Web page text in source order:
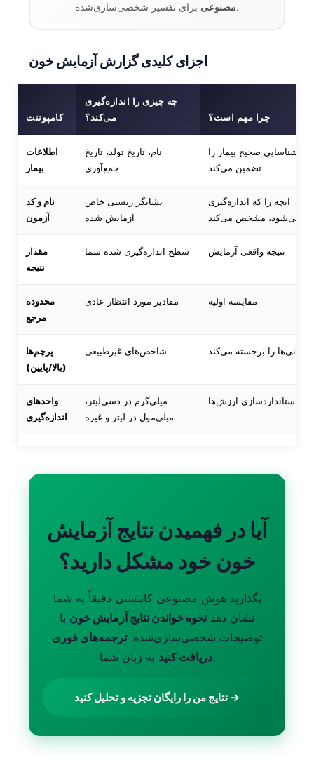
مصنوعیبرای تفسیر شخصی‌سازی‌شده.
اجزای کلیدی گزارش آزمایش خون
کامپوننت
چه چیزی را اندازه‌گیری
می‌کند؟
چرا مهم است؟
اطلاعات
بیمار
نام، تاریخ تولد، تاریخ
جمع‌آوری
شناسایی صحیح بیمار را
تضمین می‌کند
نام و کد
آزمون
نشانگر زیستی خاص
آزمایش شده
آنچه را که اندازه‌گیری
می‌شود، مشخص می‌کند
مقدار
نتیجه
سطح اندازه‌گیری شده شما نتیجه واقعی آزمایش
محدوده
مرجع
مقادیر مورد انتظار عادی مقایسه اولیه
پرچم‌ها
(بالا/پایین)
شاخص‌های غیرطبیعی نگرانی‌ها را برجسته می‌کند
واحدهای
اندازه‌گیری
میلی‌گرم در دسی‌لیتر،
میلی‌مول در لیتر و غیره.
استانداردسازی ارزش‌ها
آیا در فهمیدن نتایج آزمایش
خون خود مشکل دارید؟
بگذارید هوش مصنوعی کانتستی دقیقاً به شما
نشان دهد نحوه خواندن نتایج آزمایش خون با
توضیحات شخصی‌سازی‌شده.ترجمه‌های فوری
دریافت کنیدبه زبان شما.
نتایج من را رایگان تجزیه و تحلیل کنید →